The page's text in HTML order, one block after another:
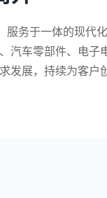
务于一体的现代
汽车零部件、电子
发展，持续为客户